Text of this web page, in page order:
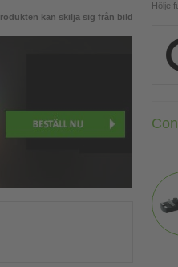
kan skilja sig från bild
Hölje